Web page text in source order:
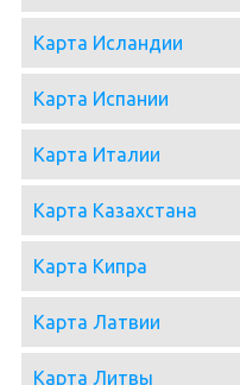
Карта Исландии
Карта Испании
Карта Италии
Карта Казахстана
Карта Кипра
Карта Латвии
Карта Литвы